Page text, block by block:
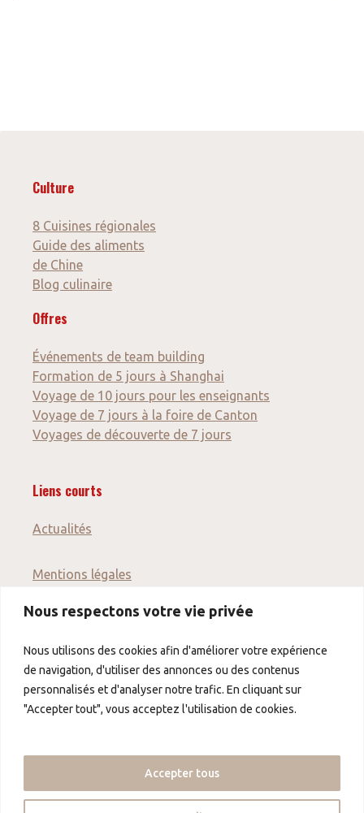
Nous respectons votre vie privée
Nous utilisons des cookies afin d'améliorer votre expérience
de navigation, d'utiliser des annonces ou des contenus
personnalisés et d'analyser notre trafic. En cliquant sur
"Accepter tout", vous acceptez l'utilisation de cookies.
Accepter tous
Culture
8 Cuisines régionales
Guide des aliments
de Chine
Blog culinaire
Offres
Événements de team building
Formation de 5 jours à Shanghai
Voyage de 10 jours pour les enseignants
Voyage de 7 jours à la foire de Canton
Voyages de découverte de 7 jours
Liens courts
Actualités
Mentions légales
GÉNÉRALES DE
Protection des
données
À propos de nous
À propos de nous
Partenaire